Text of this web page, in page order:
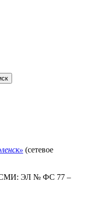
(сетевое
СМИ: ЭЛ № ФС 77 –